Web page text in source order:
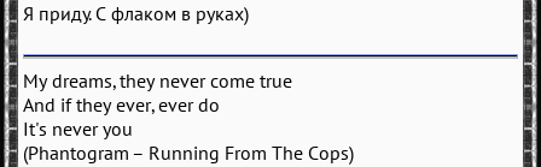
Я приду. С флаком в руках)
My dreams, they never come true
And if they ever, ever do
It's never you
(Phantogram – Running From The Cops)